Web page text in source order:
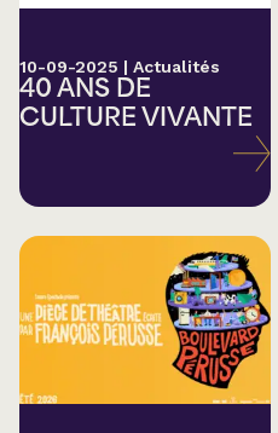
10-09-2025 | Actualités
40 ANS DE
CULTURE VIVANTE